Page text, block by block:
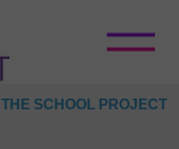
THE SCHOOL PROJECT